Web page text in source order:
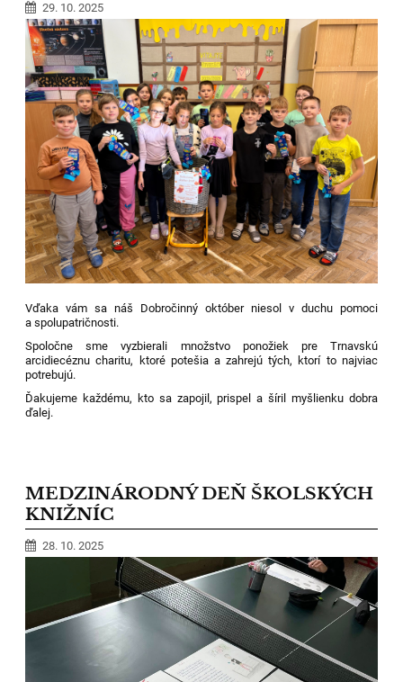
29. 10. 2025
Vďaka vám sa náš Dobročinný október niesol v duchu pomoci
a spolupatričnosti.
Spoločne sme vyzbierali množstvo ponožiek pre Trnavskú
arcidiecéznu charitu, ktoré potešia a zahrejú tých, ktorí to najviac
potrebujú.
Ďakujeme každému, kto sa zapojil, prispel a šíril myšlienku dobra
ďalej.
MEDZINÁRODNÝ DEŇ ŠKOLSKÝCH
KNIŽNÍC
28. 10. 2025